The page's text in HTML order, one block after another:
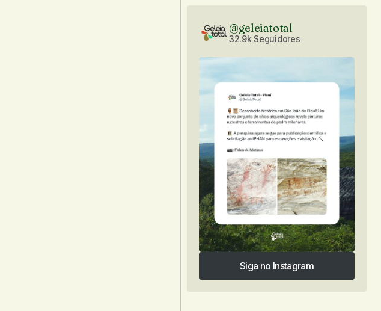
@geleiatotal
32.9k Seguidores
Siga no Instagram
Siga no Instagram